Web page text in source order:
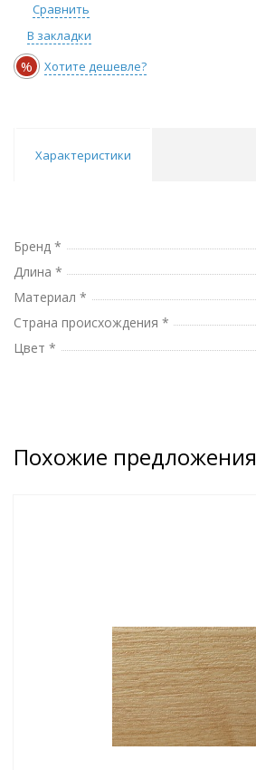
Сравнить
В закладки
% Хотите дешевле?
Характеристики
Бренд *
Длина *
Материал *
Страна происхождения *
Цвет *
Похожие предложения